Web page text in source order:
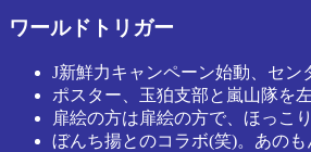
ワールドトリガー
J新鮮力キャンペーン始動、セン
ポスター、玉狛支部と嵐山隊を
扉絵の方は扉絵の方で、ほっこ
ぼんち揚とのコラボ(笑)。あの